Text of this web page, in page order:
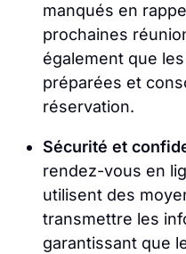
manqués en
prochaines
également que
préparées et
réservation.
Sécurité et
rendez-vous en
utilisent des
transmettre les
garantissant que